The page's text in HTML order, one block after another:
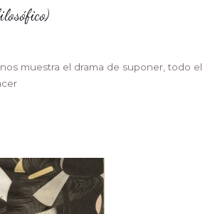
muestra el drama de suponer, todo el